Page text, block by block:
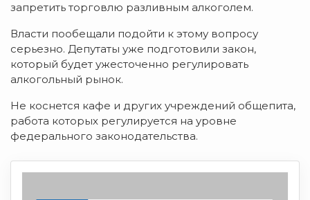
запретить торговлю разливным алкоголем.
Власти пообещали подойти к этому вопросу
серьезно. Депутаты уже подготовили закон,
который будет ужесточенно регулировать
алкогольный рынок.
Не коснется кафе и других учреждений общепита,
работа которых регулируется на уровне
федерального законодательства.